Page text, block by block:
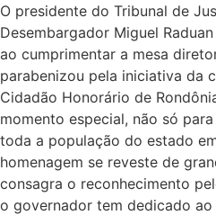
O presidente do Tribunal de
Desembargador Miguel
ao cumprimentar a mesa
parabenizou pela iniciativa da
Cidadão Honorário de
momento especial, não só
toda a população do estado
homenagem se reveste de
consagra o reconhecimento
o governador tem dedicado